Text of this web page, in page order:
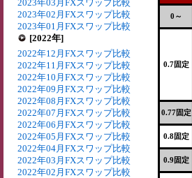
2023年03月FXスワップ比較
2023年02月FXスワップ比較
2023年01月FXスワップ比較
[2022年]
2022年12月FXスワップ比較
2022年11月FXスワップ比較
2022年10月FXスワップ比較
2022年09月FXスワップ比較
2022年08月FXスワップ比較
2022年07月FXスワップ比較
2022年06月FXスワップ比較
2022年05月FXスワップ比較
2022年04月FXスワップ比較
2022年03月FXスワップ比較
2022年02月FXスワップ比較
0～
0.7固定
0.77固定
0.8固定
0.9固定